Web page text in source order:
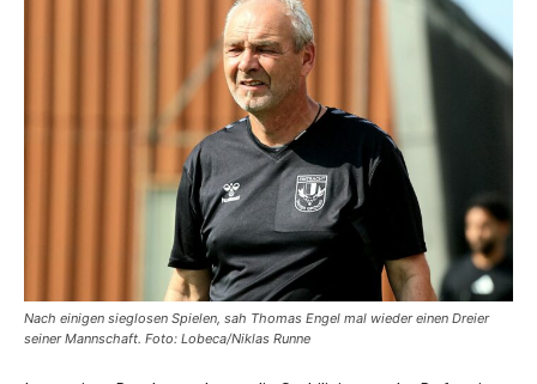
Nach einigen sieglosen Spielen, sah Thomas Engel mal wieder einen Dreier
seiner Mannschaft. Foto: Lobeca/Niklas Runne